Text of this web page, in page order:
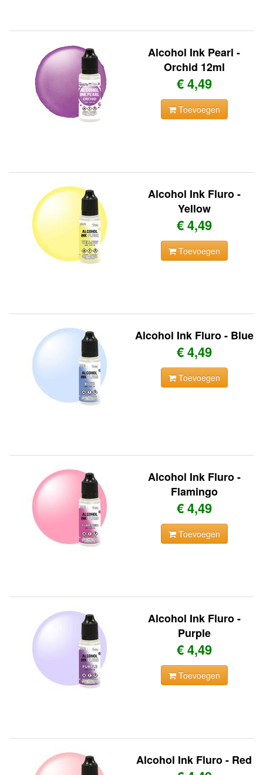
Alcohol Ink Pearl -
Orchid 12ml
€ 4,49
Toevoegen
Alcohol Ink Fluro -
Yellow
€ 4,49
Toevoegen
Alcohol Ink Fluro - Blue
€ 4,49
Toevoegen
Alcohol Ink Fluro -
Flamingo
€ 4,49
Toevoegen
Alcohol Ink Fluro -
Purple
€ 4,49
Toevoegen
Alcohol Ink Fluro - Red